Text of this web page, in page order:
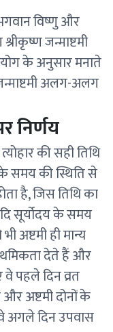
विष्णु और
जन्माष्टमी
के अनुसार मनाते
अलग-अलग
निर्णय
की सही तिथि
समय की स्थिति से
है, जिस तिथि का
सूर्योदय के समय
अष्टमी ही मान्य
देते हैं और
वे पहले दिन व्रत
और अष्टमी दोनों के
अगले दिन उपवास